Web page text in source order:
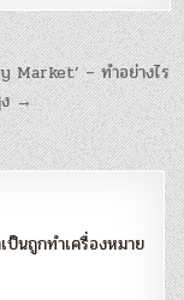
– ทำอย่างไร
ง →
ป็นถูกทำเครื่องหมาย